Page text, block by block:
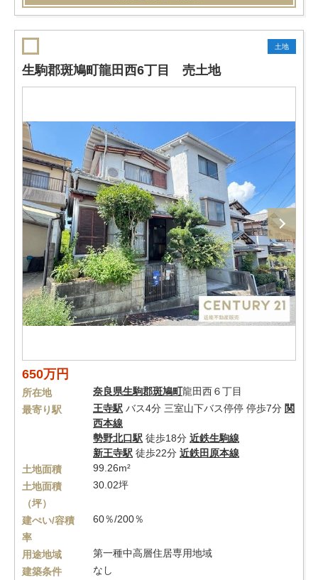
土地
生駒郡斑鳩町龍田西6丁目 売土地
650万円
所在地 奈良県生駒郡斑鳩町龍田西６丁目
最寄り駅
王寺駅 バス4分 三室山下バス停停 停歩7分 関
西本線
勢野北口駅 徒歩18分 近鉄生駒線
新王寺駅 徒歩22分 近鉄田原本線
土地面積
99.26m²
土地面積
（坪）
30.02坪
建ぺい/容積
率
60％/200％
用途地域
第一種中高層住居専用地域
建築条件
なし